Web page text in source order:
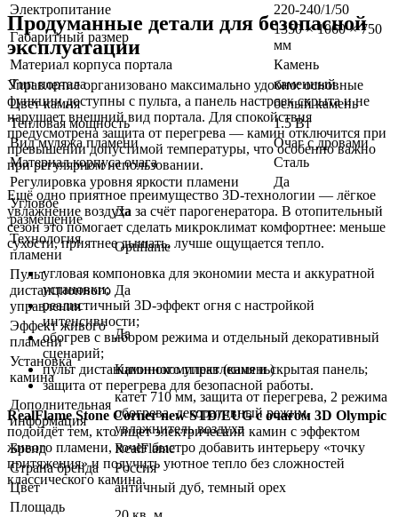
Продуманные детали для безопасной
эксплуатации
Управление организовано максимально удобно: основные
функции доступны с пульта, а панель настроек скрыта и не
нарушает внешний вид портала. Для спокойствия
предусмотрена защита от перегрева — камин отключится при
превышении допустимой температуры, что особенно важно
при регулярном использовании.
Ещё одно приятное преимущество 3D-технологии — лёгкое
увлажнение воздуха за счёт парогенератора. В отопительный
сезон это помогает сделать микроклимат комфортнее: меньше
сухости, приятнее дышать, лучше ощущается тепло.
угловая компоновка для экономии места и аккуратной
установки;
реалистичный 3D-эффект огня с настройкой
интенсивности;
обогрев с выбором режима и отдельный декоративный
сценарий;
пульт дистанционного управления и скрытая панель;
защита от перегрева для безопасной работы.
RealFlame Stone Corner new STD/EUG с очагом 3D Olympic
подойдёт тем, кто ищет электрический камин с эффектом
живого пламени, хочет быстро добавить интерьеру «точку
притяжения» и получить уютное тепло без сложностей
классического камина.
Электропитание
220-240/1/50
Габаритный размер
1350 × 1060 × 750
мм
Материал корпуса портала
Камень
Тип портала
каменный
Цвет камня
белый камень
Тепловая мощность
1.5 Вт
Вид муляжа пламени
Очаг с дровами
Материал корпуса очага
Сталь
Регулировка уровня яркости пламени
Да
Угловое
размещение
Да
Технология
пламени
Optiflame
Пульт
дистанционного
управления
Да
Эффект живого
пламени
Да
Установка
камина
Каминокомплект (камень)
Дополнительная
информация
катет 710 мм, защита от перегрева, 2 режима
обогрева, декоративный режим,
увлажнитель воздуха
Бренд
RealFlame
Страна бренда
Россия
Цвет
античный дуб, темный орех
Площадь